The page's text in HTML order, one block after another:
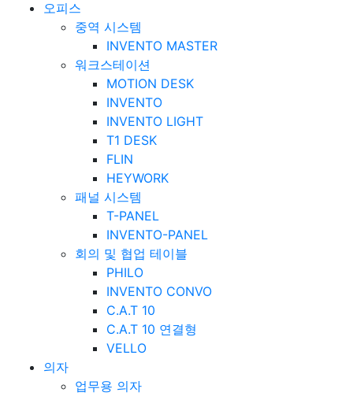
오피스
중역 시스템
INVENTO MASTER
워크스테이션
MOTION DESK
INVENTO
INVENTO LIGHT
T1 DESK
FLIN
HEYWORK
패널 시스템
T-PANEL
INVENTO-PANEL
회의 및 협업 테이블
PHILO
INVENTO CONVO
C.A.T 10
C.A.T 10 연결형
VELLO
의자
업무용 의자